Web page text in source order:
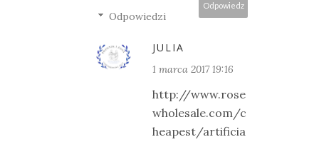
Odpowiedz
Odpowiedzi
JULIA
1 marca 2017 19:16
http://www.rose
wholesale.com/c
heapest/artificia